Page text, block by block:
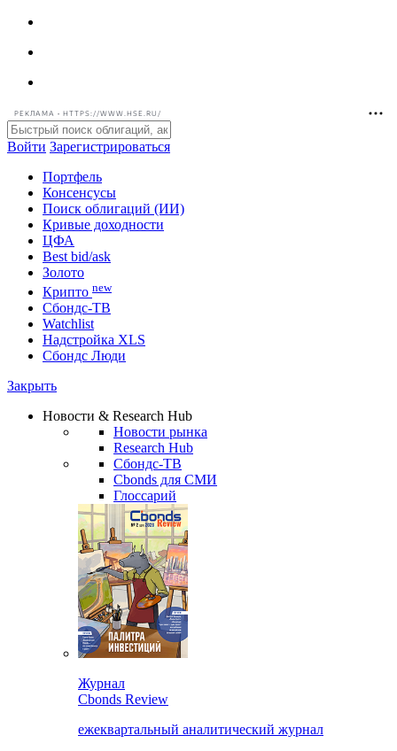
РЕКЛАМА • HTTPS://WWW.HSE.RU/
Войти Зарегистрироваться
Портфель
Консенсусы
Поиск облигаций (ИИ)
Кривые доходности
ЦФА
Best bid/ask
Золото
Крипто new
Сбондс-ТВ
Watchlist
Надстройка XLS
Сбондс Люди
Закрыть
Новости & Research Hub
Новости рынка
Research Hub
Сбондс-ТВ
Cbonds для СМИ
Глоссарий
Журнал
Cbonds Review
ежеквартальный аналитический журнал